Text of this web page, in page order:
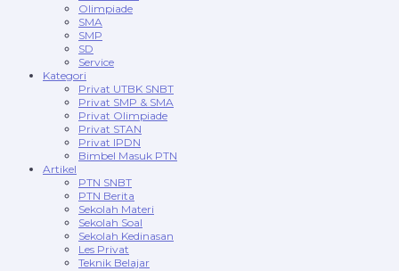
Olimpiade
SMA
SMP
SD
Service
Kategori
Privat UTBK SNBT
Privat SMP & SMA
Privat Olimpiade
Privat STAN
Privat IPDN
Bimbel Masuk PTN
Artikel
PTN SNBT
PTN Berita
Sekolah Materi
Sekolah Soal
Sekolah Kedinasan
Les Privat
Teknik Belajar